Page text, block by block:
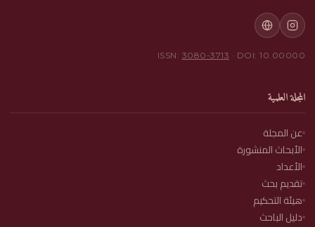
ISSN: 3080-3713 · DOI: 10.00000
المجلة العلمية
عن المجلة
الأبحاث المنشورة
الأعداد
تقديم بحث
هيئة التحكيم
دليل الباحث